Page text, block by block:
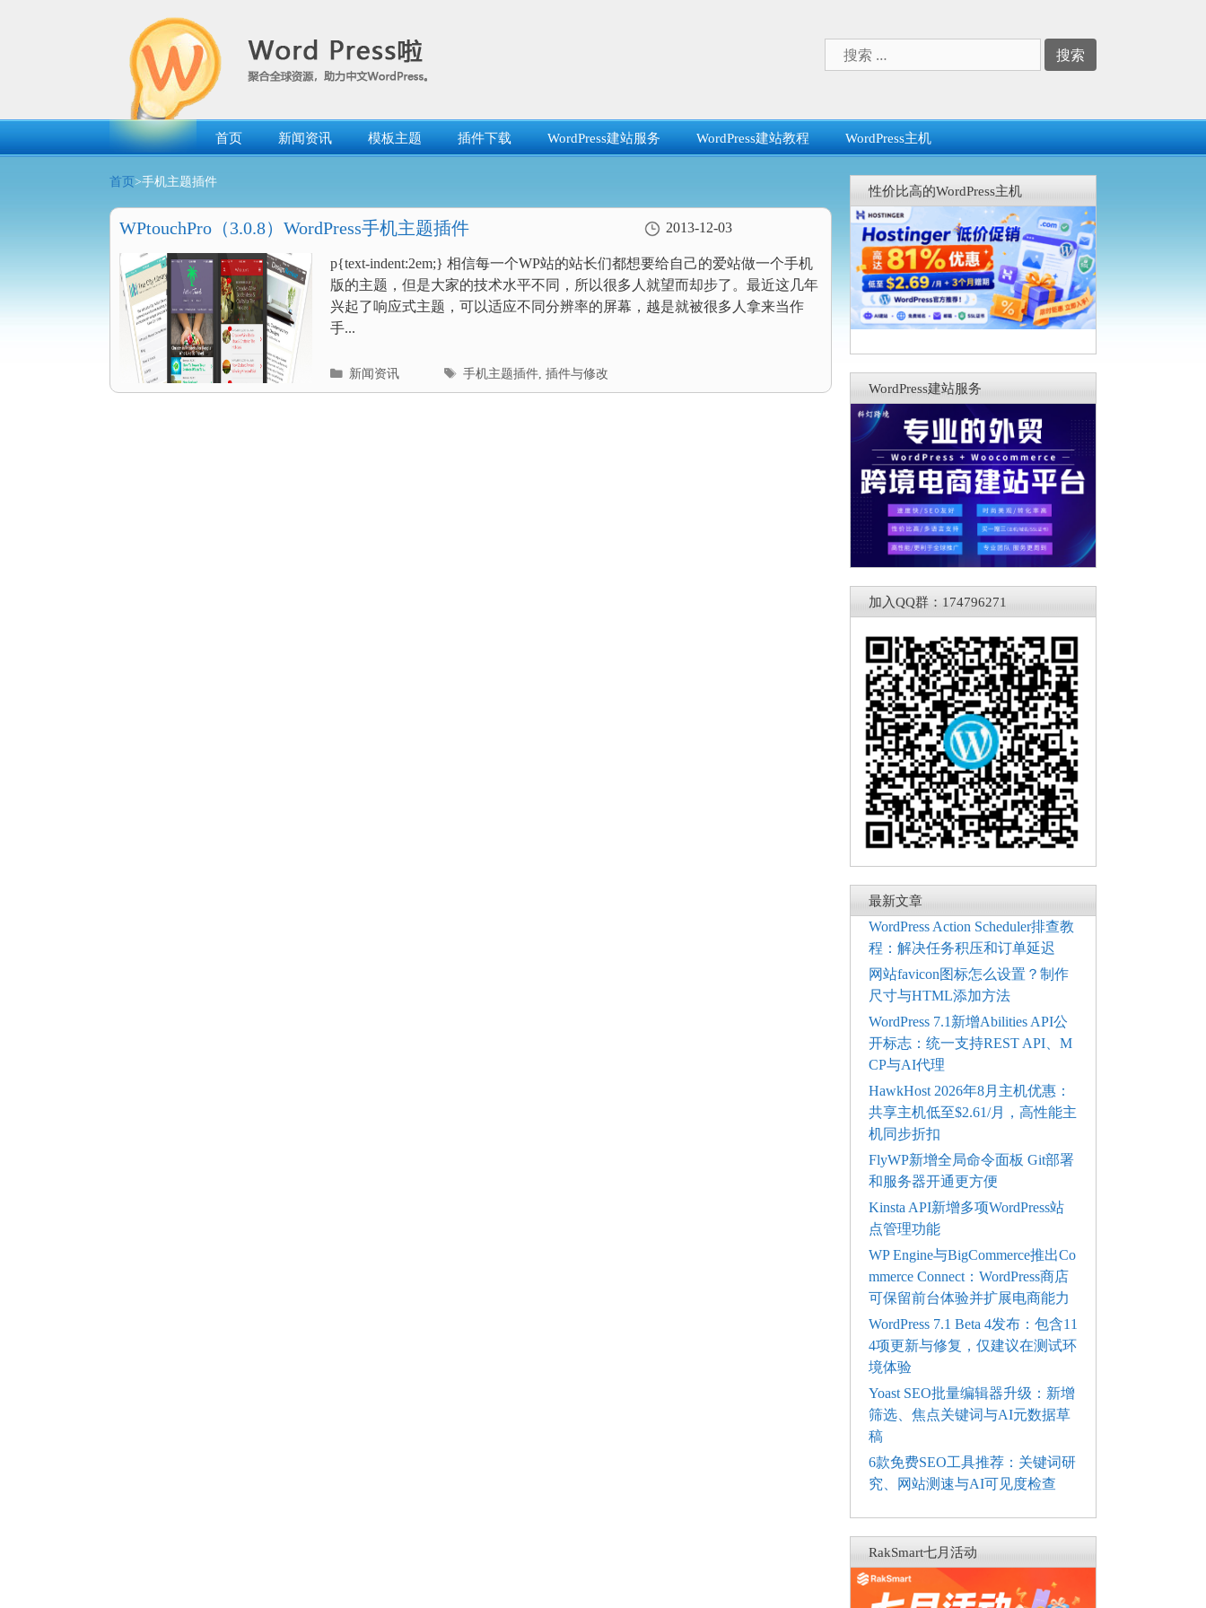
索：
首页 新闻资讯 模板主题 插件下载 WordPress建站服务 WordPress建站教程 WordPress主机
首页 >手机主题插件
WPtouchPro（3.0.8）WordPress手机主题插件 2013-12-03
p{text-indent:2em;} 相信每一个WP站的站长们都想要给自己的爱站做一个手机
版的主题，但是大家的技术水平不同，所以很多人就望而却步了。最近这几年
兴起了响应式主题，可以适应不同分辨率的屏幕，越是就被很多人拿来当作
手...
分
类
新闻资讯
标
签
手机主题插件,插件与修改
性价比高的WordPress主机
WordPress建站服务
加入QQ群：174796271
最新文章
WordPress Action Scheduler排查教
程：解决任务积压和订单延迟
网站favicon图标怎么设置？制作
尺寸与HTML添加方法
WordPress 7.1新增Abilities API公
开标志：统一支持REST API、M
CP与AI代理
HawkHost 2026年8月主机优惠：
共享主机低至$2.61/月，高性能主
机同步折扣
FlyWP新增全局命令面板 Git部署
和服务器开通更方便
Kinsta API新增多项WordPress站
点管理功能
WP Engine与BigCommerce推出Co
mmerce Connect：WordPress商店
可保留前台体验并扩展电商能力
WordPress 7.1 Beta 4发布：包含11
4项更新与修复，仅建议在测试环
境体验
Yoast SEO批量编辑器升级：新增
筛选、焦点关键词与AI元数据草
稿
6款免费SEO工具推荐：关键词研
究、网站测速与AI可见度检查
RakSmart七月活动